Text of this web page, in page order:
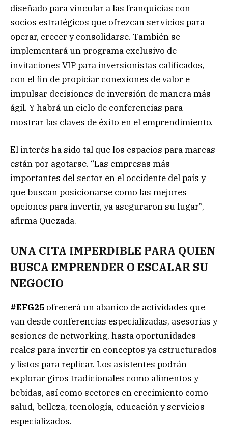
diseñado para vincular a las franquicias con
socios estratégicos que ofrezcan servicios para
operar, crecer y consolidarse. También se
implementará un programa exclusivo de
invitaciones VIP para inversionistas calificados,
con el fin de propiciar conexiones de valor e
impulsar decisiones de inversión de manera más
ágil. Y habrá un ciclo de conferencias para
mostrar las claves de éxito en el emprendimiento.
El interés ha sido tal que los espacios para marcas
están por agotarse. “Las empresas más
importantes del sector en el occidente del país y
que buscan posicionarse como las mejores
opciones para invertir, ya aseguraron su lugar”,
afirma Quezada.
UNA CITA IMPERDIBLE PARA QUIEN
BUSCA EMPRENDER O ESCALAR SU
NEGOCIO
#EFG25 ofrecerá un abanico de actividades que
van desde conferencias especializadas, asesorías y
sesiones de networking, hasta oportunidades
reales para invertir en conceptos ya estructurados
y listos para replicar. Los asistentes podrán
explorar giros tradicionales como alimentos y
bebidas, así como sectores en crecimiento como
salud, belleza, tecnología, educación y servicios
especializados.